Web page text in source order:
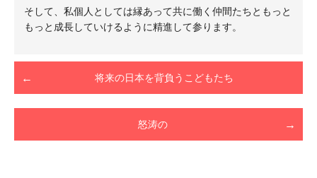
そして、私個人としては縁あって共に働く仲間たちともっと
もっと成長していけるように精進して参ります。
将来の日本を背負うこどもたち
怒涛の